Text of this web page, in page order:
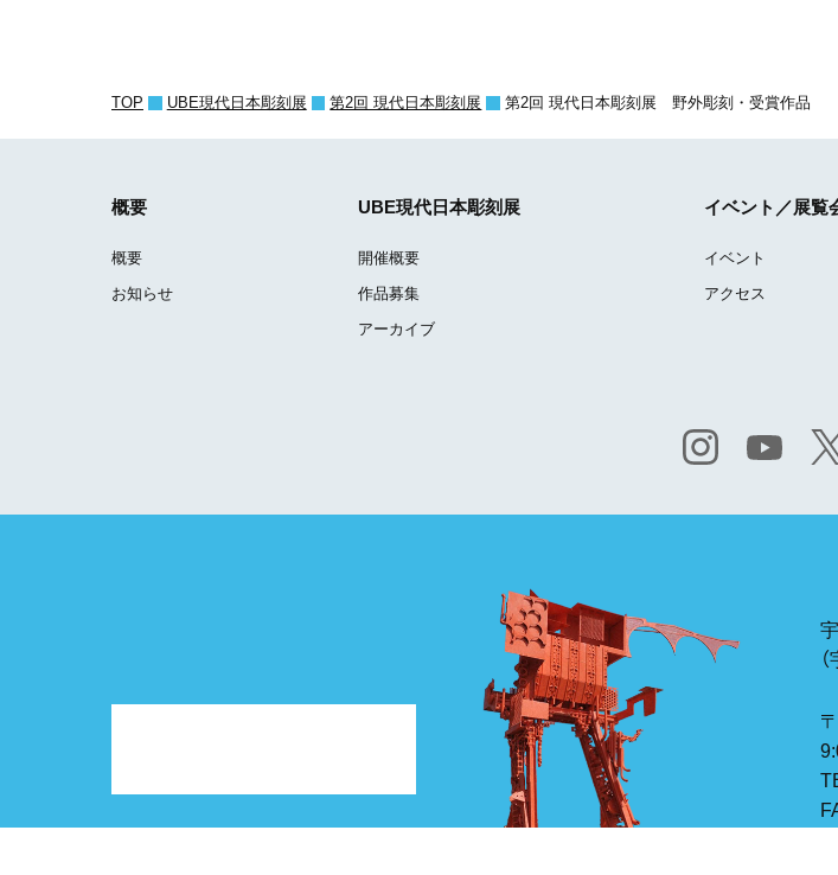
TOP UBE現代日本彫刻展 第2回 現代日本彫刻展 第2回 現代日本彫刻展 野外彫刻・受賞作品
概要
概要
お知らせ
UBE現代日本彫刻展
開催概要
作品募集
アーカイブ
イベント／展覧
イベント
アクセス